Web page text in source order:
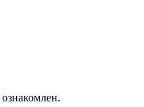
ознакомлен.